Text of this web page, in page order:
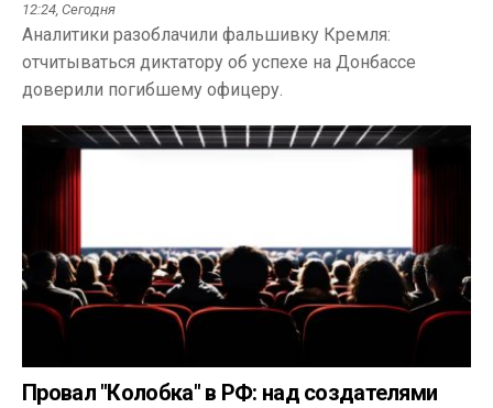
12:24, Сегодня
Аналитики разоблачили фальшивку Кремля:
отчитываться диктатору об успехе на Донбассе
доверили погибшему офицеру.
Провал "Колобка" в РФ: над создателями